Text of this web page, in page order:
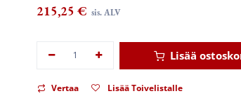
215,25 € sis. ALV
Lisää
Vertaa
Lisää Toivelistalle